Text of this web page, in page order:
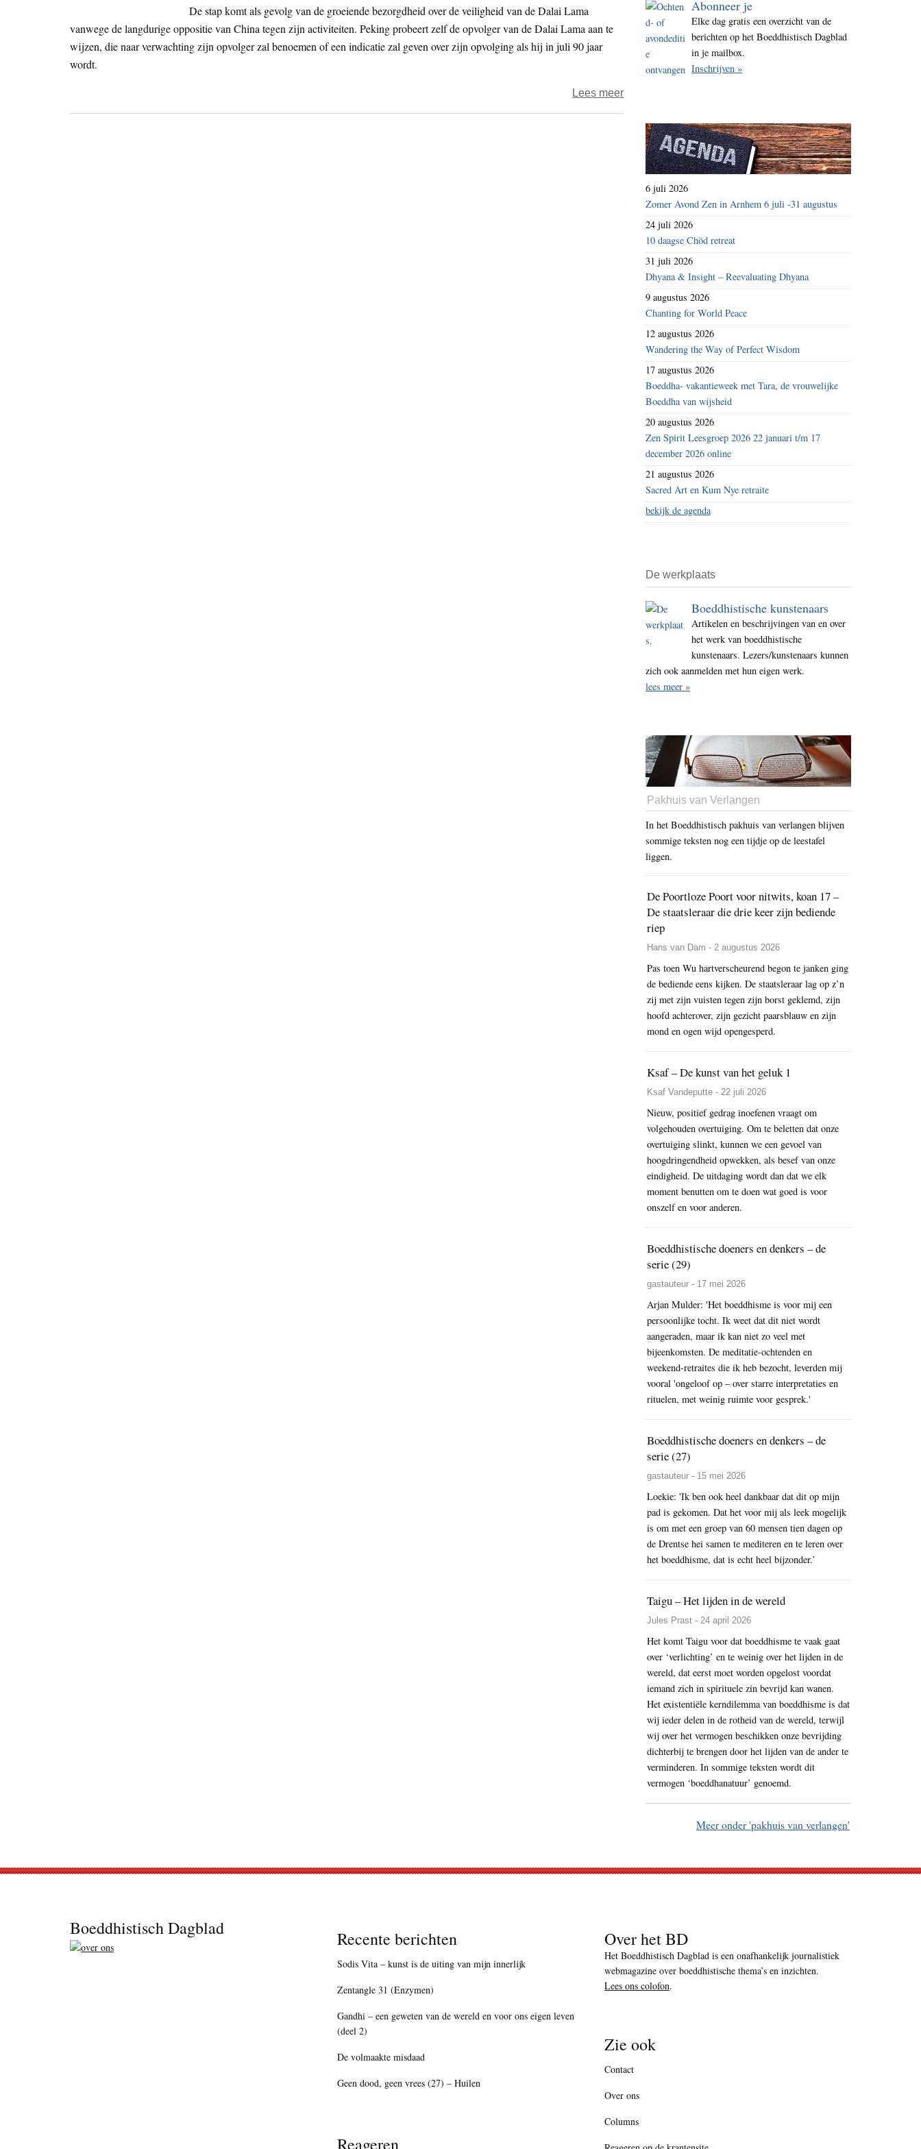
i
t
De stap komt als gevolg van de groeiende bezorgdheid over de veiligheid van de Dalai Lama
vanwege de langdurige oppositie van China tegen zijn activiteiten. Peking probeert zelf de opvolger van de Dalai Lama aan te
wijzen, die naar verwachting zijn opvolger zal benoemen of een indicatie zal geven over zijn opvolging als hij in juli 90 jaar
wordt.
Lees meerover
verhoogt
veiligheid
Lama
Abonneer je
Elke dag gratis een overzicht van de
berichten op het Boeddhistisch Dagblad
in je mailbox.
Inschrijven »
6 juli 2026
Zomer Avond Zen in Arnhem 6 juli -31 augustus
24 juli 2026
10 daagse Chöd retreat
31 juli 2026
Dhyana & Insight – Reevaluating Dhyana
9 augustus 2026
Chanting for World Peace
12 augustus 2026
Wandering the Way of Perfect Wisdom
17 augustus 2026
Boeddha- vakantieweek met Tara, de vrouwelijke
Boeddha van wijsheid
20 augustus 2026
Zen Spirit Leesgroep 2026 22 januari t/m 17
december 2026 online
21 augustus 2026
Sacred Art en Kum Nye retraite
bekijk de agenda
De werkplaats
Boeddhistische kunstenaars
Artikelen en beschrijvingen van en over
het werk van boeddhistische
kunstenaars. Lezers/kunstenaars kunnen
zich ook aanmelden met hun eigen werk.
lees meer »
Pakhuis van Verlangen
In het Boeddhistisch pakhuis van verlangen blijven
sommige teksten nog een tijdje op de leestafel
liggen.
De Poortloze Poort voor nitwits, koan 17 –
De staatsleraar die drie keer zijn bediende
riep
Hans van Dam - 2 augustus 2026
Pas toen Wu hartverscheurend begon te janken ging
de bediende eens kijken. De staatsleraar lag op z’n
zij met zijn vuisten tegen zijn borst geklemd, zijn
hoofd achterover, zijn gezicht paarsblauw en zijn
mond en ogen wijd opengesperd.
Ksaf – De kunst van het geluk 1
Ksaf Vandeputte - 22 juli 2026
Nieuw, positief gedrag inoefenen vraagt om
volgehouden overtuiging. Om te beletten dat onze
overtuiging slinkt, kunnen we een gevoel van
hoogdringendheid opwekken, als besef van onze
eindigheid. De uitdaging wordt dan dat we elk
moment benutten om te doen wat goed is voor
onszelf en voor anderen.
Boeddhistische doeners en denkers – de
serie (29)
gastauteur - 17 mei 2026
Arjan Mulder: 'Het boeddhisme is voor mij een
persoonlijke tocht. Ik weet dat dit niet wordt
aangeraden, maar ik kan niet zo veel met
bijeenkomsten. De meditatie-ochtenden en
weekend-retraites die ik heb bezocht, leverden mij
vooral 'ongeloof op – over starre interpretaties en
rituelen, met weinig ruimte voor gesprek.'
Boeddhistische doeners en denkers – de
serie (27)
gastauteur - 15 mei 2026
Loekie: 'Ik ben ook heel dankbaar dat dit op mijn
pad is gekomen. Dat het voor mij als leek mogelijk
is om met een groep van 60 mensen tien dagen op
de Drentse hei samen te mediteren en te leren over
het boeddhisme, dat is echt heel bijzonder.’
Taigu – Het lijden in de wereld
Jules Prast - 24 april 2026
Het komt Taigu voor dat boeddhisme te vaak gaat
over ‘verlichting’ en te weinig over het lijden in de
wereld, dat eerst moet worden opgelost voordat
iemand zich in spirituele zin bevrijd kan wanen.
Het existentiële kerndilemma van boeddhisme is dat
wij ieder delen in de rotheid van de wereld, terwijl
wij over het vermogen beschikken onze bevrijding
dichterbij te brengen door het lijden van de ander te
verminderen. In sommige teksten wordt dit
vermogen ‘boeddhanatuur’ genoemd.
Meer onder 'pakhuis van verlangen'
Boeddhistisch Dagblad Recente berichten
Sodis Vita – kunst is de uiting van mijn innerlijk
Zentangle 31 (Enzymen)
Gandhi – een geweten van de wereld en voor ons eigen leven
(deel 2)
De volmaakte misdaad
Geen dood, geen vrees (27) – Huilen
Reageren
Over het BD
Het Boeddhistisch Dagblad is een onafhankelijk journalistiek
webmagazine over boeddhistische thema’s en inzichten.
Lees ons colofon.
Zie ook
Contact
Over ons
Columns